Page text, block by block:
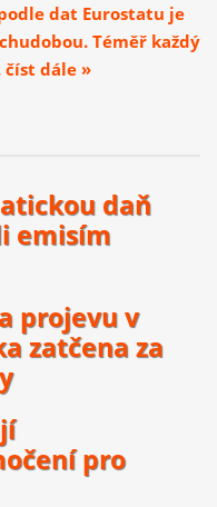
dat Eurostatu je
Téměř každý
číst dále »
daň
emisím
projevu v
zatčena za
pro